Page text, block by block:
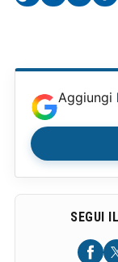
Aggiungi
SEGUI